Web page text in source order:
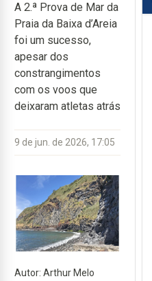
A 2.ª Prova de Mar da
Praia da Baixa d’Areia
foi um sucesso,
apesar dos
constrangimentos
com os voos que
deixaram atletas atrás
9 de jun. de 2026, 17:05
Autor: Arthur Melo